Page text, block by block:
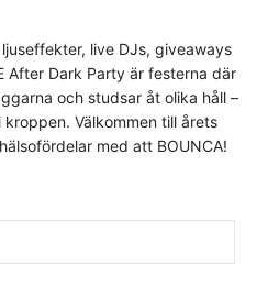
live DJs, giveaways
After Dark Party är festerna där
och studsar åt olika håll –
Välkommen till årets
med att BOUNCA!